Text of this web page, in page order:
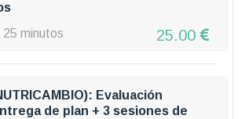
25 minutos 25.00
Evaluación
de plan + 3 sesiones de